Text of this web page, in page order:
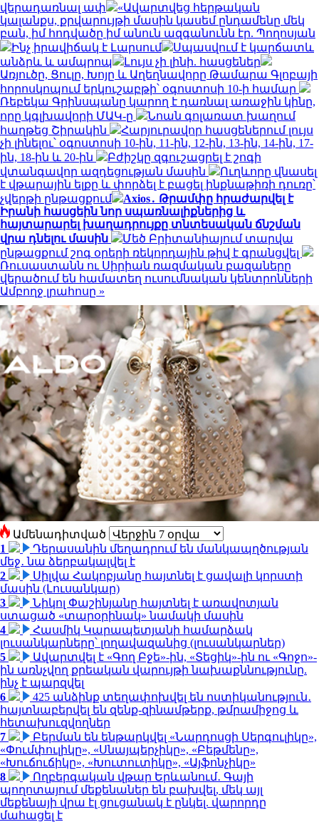
վերադառնալ ափ
«Ավարտվեց հերթական
կալանքս, քրվարույթի մասին կասեմ ընդամենը մեկ
բան, իմ հոդվածը իմ անուն ազգանունն էր. Պողոսյան
Ինչ իրավիճակ է Լարսում
Սպասվում է կարճատև
անձրև և ամպրոպ
Լույս չի լինի. հասցեներ
Առյուծը, Ցուլը, Խոյը և Աղեղնավորը Թամարա Գլոբայի
հորոսկոպում երկուշաբթի՝ օգոստոսի 10-ի համար
Ռեբեկա Գրինսպանը կարող է դառնալ առաջին կինը,
որը կգլխավորի ՄԱԿ-ը
Նոան գոլառատ խաղում
հաղթեց Շիրակին
Հարյուրավոր հասցեներում լույս
չի լինելու՝ օգոստոսի 10-ին, 11-ին, 12-ին, 13-ին, 14-ին, 17-
ին, 18-ին և 20-ին
Բժիշկը զգուշացրել է շոգի
վտանգավոր ազդեցության մասին
Ուղևորը վնասել
է վթարային ելքը և փորձել է բացել ինքնաթիռի դուռը՝
չվերթի ընթացքում
Axios․ Թրամփը հրաժարվել է
Իրանի հասցեին նոր սպառնալիքներից և
հայտարարել խաղադրույքը տնտեսական ճնշման
վրա դնելու մասին
Մեծ Բրիտանիայում տարվա
ընթացքում շոգ օրերի ռեկորդային թիվ է գրանցվել
Ռուսաստանն ու Սիրիան ռազմական բազաները
վերածում են համատեղ ուսումնական կենտրոնների
Ամբողջ լրահոսը »
Ամենադիտված
1
Դերասանին մեղադրում են մանկապղծության
մեջ․ նա ձերբակալվել է
2
Սիլվա Հակոբյանը հայտնել է ցավալի կորստի
մասին (Լուսանկար)
3
Նիկոլ Փաշինյանը հայտնել է առավոտյան
ստացած «տարօրինակ» նամակի մասին
4
Հասմիկ Կարապետյանի համարձակ
լուսանկարները՝ լողավազանից (լուսանկարներ)
5
Ավարտվել է «Գող Բջե»-ին, «Տեցիկ»-ին ու «Գոջո»-
ին առնչվող քրեական վարույթի նախաքննությունը.
ինչ է պարզվել
6
425 անձինք տեղափոխվել են ոստիկանություն․
հայտնաբերվել են զենք-զինամթերք, թմրամիջոց և
հետախուզվողներ
7
Բերման են ենթարկվել «Նարդոսցի Սերգուլիկը»,
«Փումփուլիկը», «Սնայպերչիկը», «Բեթմենը»,
«Խուճուճիկը», «Խուտուտիկը», «Այֆոնչիկը»
8
Ողբերգական վթար Երևանում․ Գայի
պողոտայում մեքենաներ են բախվել, մեկ այլ
մեքենայի վրա էլ ցուցանակ է ընկել. վարորդը
մահացել է